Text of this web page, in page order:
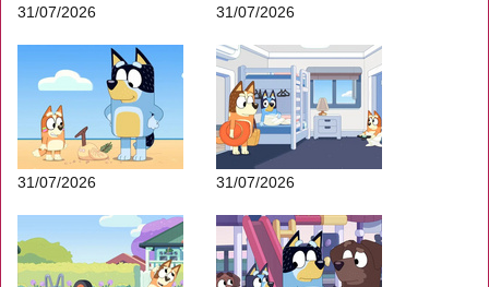
31/07/2026 31/07/2026
31/07/2026 31/07/2026